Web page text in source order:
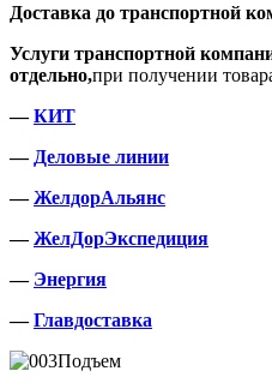
Доставка до транспортной
Услуги транспортной
отдельно,при получении
—КИТ
— Деловые линии
—ЖелдорАльянс
—ЖелДорЭкспедиция
— Энергия
—Главдоставка
Подъем